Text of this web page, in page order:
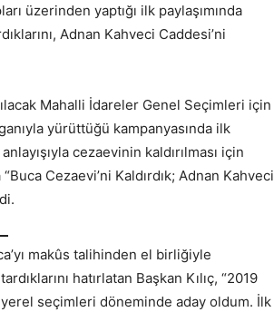
üzerinden yaptığı ilk paylaşımında
Adnan Kahveci Caddesi’ni
Mahalli İdareler Genel Seçimleri için
yürüttüğü kampanyasında ilk
cezaevinin kaldırılması için
Cezaevi’ni Kaldırdık; Adnan Kahveci
makûs talihinden el birliğiyle
hatırlatan Başkan Kılıç, “2019
yerel seçimleri döneminde aday oldum. İlk